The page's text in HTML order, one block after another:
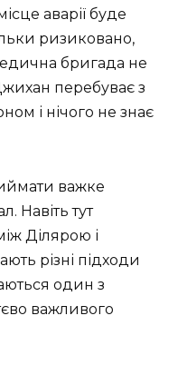
аварії буде
ризиковано,
бригада не
перебуває з
і нічого не знає
важке
Навіть тут
Ділярою і
різні підходи
один з
важливого